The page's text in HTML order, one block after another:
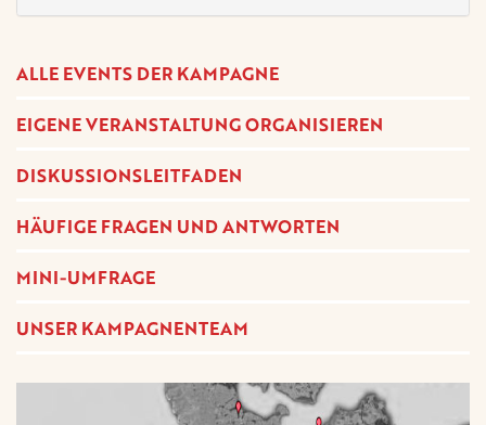
ALLE EVENTS DER KAMPAGNE
EIGENE VERANSTALTUNG ORGANISIEREN
DISKUSSIONSLEITFADEN
HÄUFIGE FRAGEN UND ANTWORTEN
MINI-UMFRAGE
UNSER KAMPAGNENTEAM